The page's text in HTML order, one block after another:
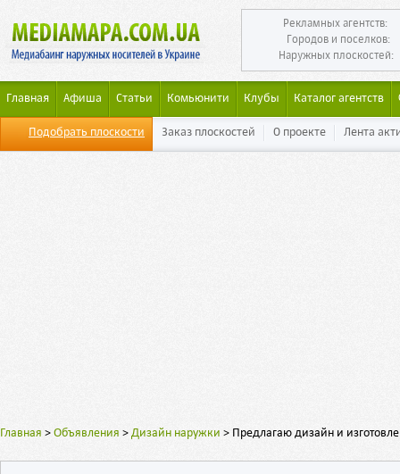
Рекламных агентств:
Городов и поселков:
Наружных плоскостей:
Главная Афиша Статьи Комьюнити Клубы Каталог агентств
Подобрать плоскости Заказ плоскостей О проекте Лента
Главная > Объявления > Дизайн наружки > Предлагаю дизайн и